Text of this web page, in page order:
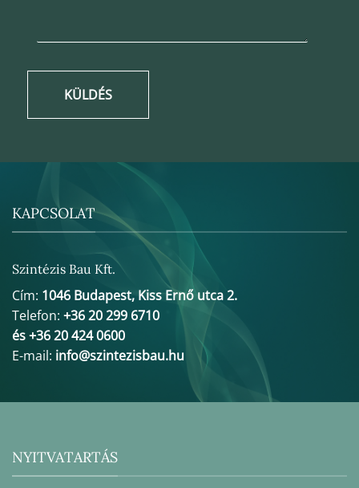
KÜLDÉS
KAPCSOLAT
Szintézis Bau Kft.
Cím: 1046 Budapest, Kiss Ernő utca 2.
Telefon: +36 20 299 6710
és +36 20 424 0600
E-mail: info@szintezisbau.hu
NYITVATARTÁS